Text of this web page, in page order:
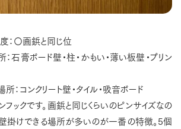
：〇画鋲と同じ位
石膏ボード壁・柱・かもい・薄い板壁・プリン
：コンクリート壁・タイル・吸音ボード
ックです。画鋲と同じくらいのピンサイズなの
壁掛けできる場所が多いのが一番の特徴。5個